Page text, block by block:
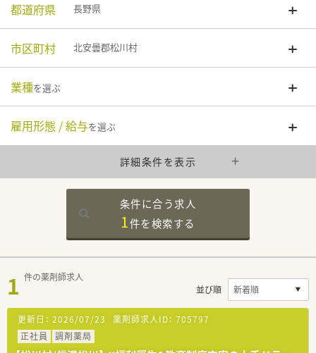
都道府県 長野県
市区町村 北安曇郡松川村
業種を選ぶ
雇用形態 / 給与を選ぶ
詳細条件を表示
条件に合う求人
1件を検索する
1 件の薬剤師求人
並び順
更新日： 2026/07/23 薬剤師求人ID： 705797
正社員
調剤薬局